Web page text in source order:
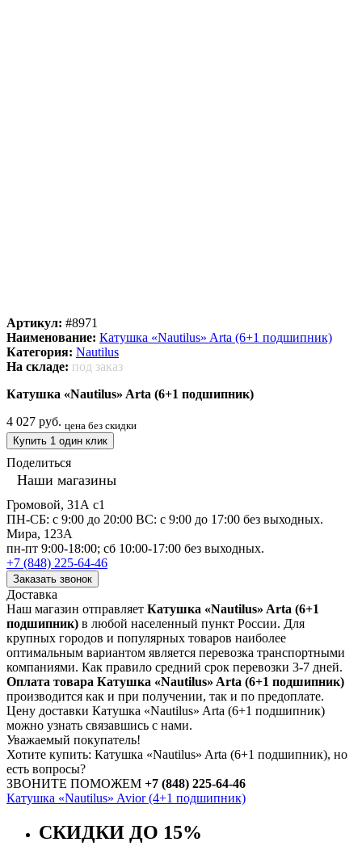
Артикул: #8971
Наименование: Катушка «Nautilus» Arta (6+1 подшипник)
Категория: Nautilus
На складе: под заказ
Катушка «Nautilus» Arta (6+1 подшипник)
4 027 руб. цена без скидки
Купить 1 один клик
Поделиться
Наши магазины
Громовой, 31А с1
ПН-СБ: с 9:00 до 20:00 ВС: с 9:00 до 17:00 без выходных.
Мира, 123А
пн-пт 9:00-18:00; сб 10:00-17:00 без выходных.
+7 (848) 225-64-46
Заказать звонок
Доставка
Наш магазин отправляет Катушка «Nautilus» Arta (6+1
подшипник) в любой населенный пункт России. Для
крупных городов и популярных товаров наиболее
оптимальным вариантом является перевозка транспортными
компаниями. Как правило средний срок перевозки 3-7 дней.
Оплата товара Катушка «Nautilus» Arta (6+1 подшипник)
производится как и при получении, так и по предоплате.
Цену доставки Катушка «Nautilus» Arta (6+1 подшипник)
можно узнать связавшись с нами.
Уважаемый покупатель!
Хотите купить: Катушка «Nautilus» Arta (6+1 подшипник), но
есть вопросы?
ЗВОНИТЕ ПОМОЖЕМ +7 (848) 225-64-46
Катушка «Nautilus» Avior (4+1 подшипник)
СКИДКИ ДО 15%